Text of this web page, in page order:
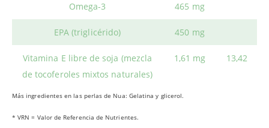
Omega-3 465 mg
EPA (triglicérido) 450 mg
Vitamina E libre de soja (mezcla
de tocoferoles mixtos naturales)
1,61 mg 13,42
Más ingredientes en las perlas de Nua: Gelatina y glicerol.
* VRN = Valor de Referencia de Nutrientes.